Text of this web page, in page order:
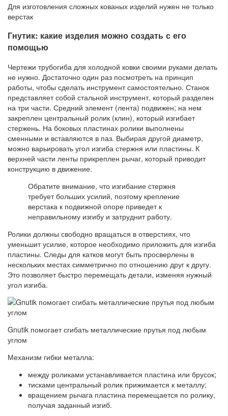
Для изготовления сложных кованых изделий нужен не только
верстак
Гнутик: какие изделия можно создать с его
помощью
Чертежи трубогиба для холодной ковки своими руками делать
не нужно. Достаточно один раз посмотреть на принцип
работы, чтобы сделать инструмент самостоятельно. Станок
представляет собой стальной инструмент, который разделен
на три части. Средний элемент (лента) подвижен; на нем
закреплен центральный ролик (клин), который изгибает
стержень. На боковых пластинах ролики выполнены
сменными и вставляются в паз. Выбирая другой диаметр,
можно варьировать угол изгиба стержня или пластины. К
верхней части ленты прикреплен рычаг, который приводит
конструкцию в движение.
Обратите внимание, что изгибание стержня
требует больших усилий, поэтому крепление
верстака к подвижной опоре приведет к
неправильному изгибу и затруднит работу.
Ролики должны свободно вращаться в отверстиях, что
уменьшит усилие, которое необходимо приложить для изгиба
пластины. Следы для катков могут быть просверлены в
нескольких местах симметрично по отношению друг к другу.
Это позволяет быстро перемещать детали, изменяя нужный
угол изгиба.
Gnutik помогает сгибать металлические прутья под любым
углом
Механизм гибки металла:
между роликами устанавливается пластина или брусок;
тисками центральный ролик прижимается к металлу;
вращением рычага пластина перемещается по ролику,
получая заданный изгиб.